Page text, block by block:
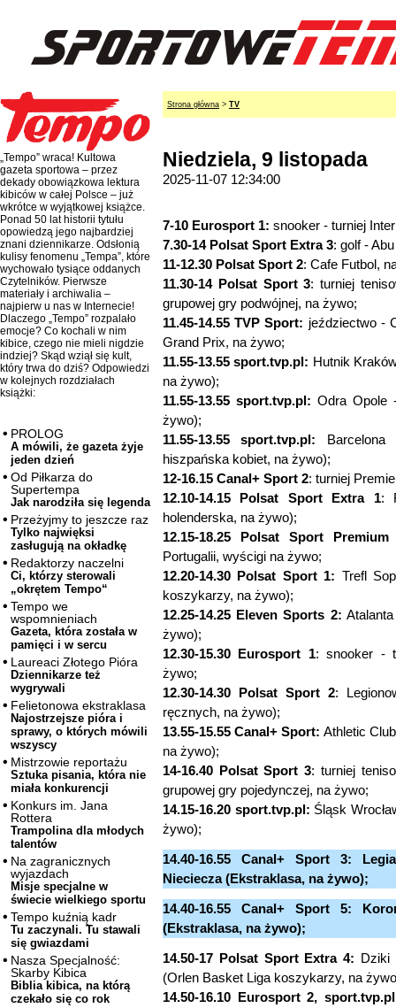
„Tempo” wraca! Kultowa
gazeta sportowa – przez
dekady obowiązkowa lektura
kibiców w całej Polsce – już
wkrótce w wyjątkowej książce.
Ponad 50 lat historii tytułu
opowiedzą jego najbardziej
znani dziennikarze. Odsłonią
kulisy fenomenu „Tempa”, które
wychowało tysiące oddanych
Czytelników. Pierwsze
materiały i archiwalia –
najpierw u nas w Internecie!
Dlaczego „Tempo” rozpalało
emocje? Co kochali w nim
kibice, czego nie mieli nigdzie
indziej? Skąd wziął się kult,
który trwa do dziś? Odpowiedzi
w kolejnych rozdziałach
książki:
PROLOG
A mówili, że gazeta żyje
jeden dzień
Od Piłkarza do
Supertempa
Jak narodziła się legenda
Przeżyjmy to jeszcze raz
Tylko najwięksi
zasługują na okładkę
Redaktorzy naczelni
Ci, którzy sterowali
„okrętem Tempo“
Tempo we
wspomnieniach
Gazeta, która została w
pamięci i w sercu
Laureaci Złotego Pióra
Dziennikarze też
wygrywali
Felietonowa ekstraklasa
Najostrzejsze pióra i
sprawy, o których mówili
wszyscy
Mistrzowie reportażu
Sztuka pisania, która nie
miała konkurencji
Konkurs im. Jana
Rottera
Trampolina dla młodych
talentów
Na zagranicznych
wyjazdach
Misje specjalne w
świecie wielkiego sportu
Tempo kuźnią kadr
Tu zaczynali. Tu stawali
się gwiazdami
Nasza Specjalność:
Skarby Kibica
Biblia kibica, na którą
czekało się co rok
Strona główna > TV
Niedziela, 9 listopada
2025-11-07 12:34:00
7-10 Eurosport 1: snooker - turniej
7.30-14 Polsat Sport Extra 3: golf -
11-12.30 Polsat Sport 2: Cafe Futbol,
11.30-14 Polsat Sport 3: turniej
grupowej gry podwójnej, na żywo;
11.45-14.55 TVP Sport: jeździectwo -
Grand Prix, na żywo;
11.55-13.55 sport.tvp.pl: Hutnik
na żywo);
11.55-13.55 sport.tvp.pl: Odra Opole
żywo);
11.55-13.55 sport.tvp.pl: Barcelona
hiszpańska kobiet, na żywo);
12-16.15 Canal+ Sport 2: turniej
12.10-14.15 Polsat Sport Extra 1:
holenderska, na żywo);
12.15-18.25 Polsat Sport
Portugalii, wyścigi na żywo;
12.20-14.30 Polsat Sport 1: Trefl
koszykarzy, na żywo);
12.25-14.25 Eleven Sports 2:
żywo);
12.30-15.30 Eurosport 1: snooker -
żywo;
12.30-14.30 Polsat Sport 2:
ręcznych, na żywo);
13.55-15.55 Canal+ Sport: Athletic
na żywo);
14-16.40 Polsat Sport 3: turniej
grupowej gry pojedynczej, na żywo;
14.15-16.20 sport.tvp.pl: Śląsk
żywo);
14.40-16.55 Canal+ Sport 3:
Nieciecza (Ekstraklasa, na żywo);
14.40-16.55 Canal+ Sport 5:
(Ekstraklasa, na żywo);
14.50-17 Polsat Sport Extra 4: Dziki
(Orlen Basket Liga koszykarzy, na
14.50-16.10 Eurosport 2,